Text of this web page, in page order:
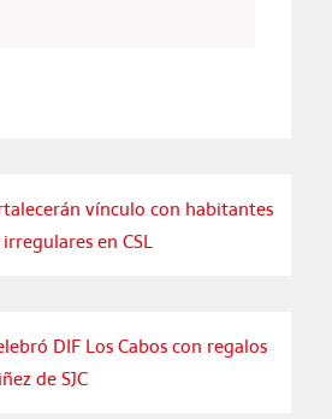
vínculo con habitantes
en CSL
DIF Los Cabos con regalos
de SJC